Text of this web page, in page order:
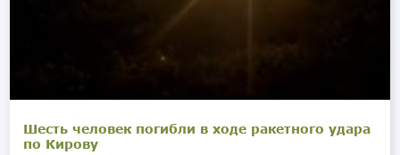
Шесть человек погибли в ходе ракетного удара
по Кирову